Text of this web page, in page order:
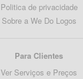
Politica de privacidade
Sobre a We Do Logos
Para Clientes
Ver Serviços e Preços